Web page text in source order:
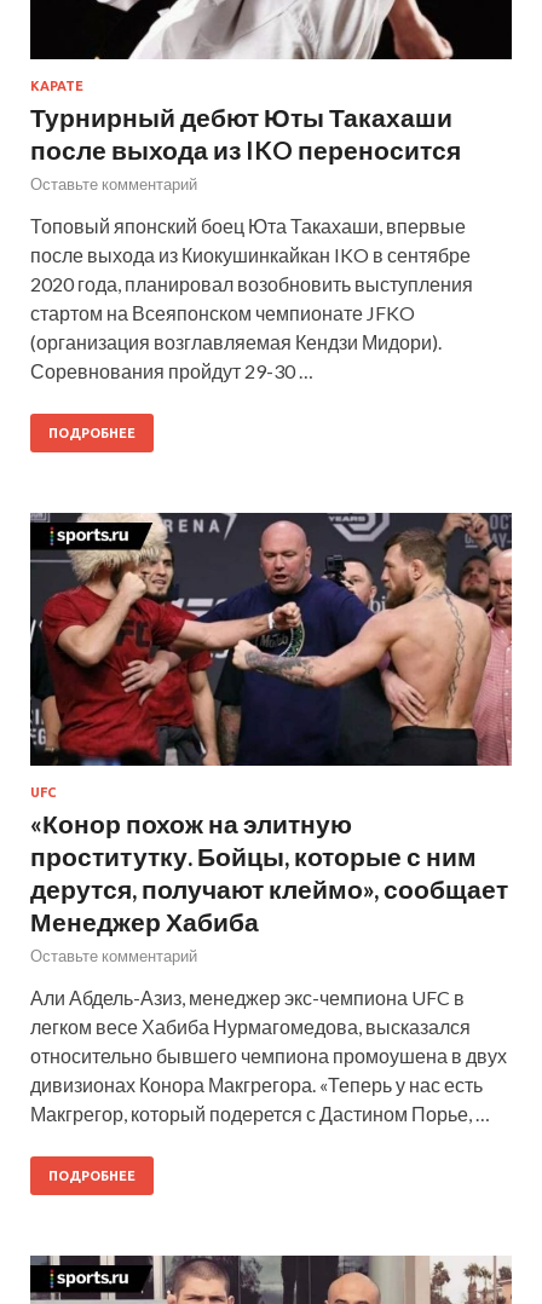
КАРАТЕ
Турнирный дебют Юты Такахаши
после выхода из IKO переносится
Оставьте комментарий
Топовый японский боец Юта Такахаши, впервые
после выхода из Киокушинкайкан IKO в сентябре
2020 года, планировал возобновить выступления
стартом на Всеяпонском чемпионате JFKO
(организация возглавляемая Кендзи Мидори).
Соревнования пройдут 29-30 …
ПОДРОБНЕЕ
UFC
«Конор похож на элитную
проститутку. Бойцы, которые с ним
дерутся, получают клеймо», сообщает
Менеджер Хабиба
Оставьте комментарий
Али Абдель-Азиз, менеджер экс-чемпиона UFC в
легком весе Хабиба Нурмагомедова, высказался
относительно бывшего чемпиона промоушена в двух
дивизионах Конора Макгрегора. «Теперь у нас есть
Макгрегор, который подерется с Дастином Порье, …
ПОДРОБНЕЕ